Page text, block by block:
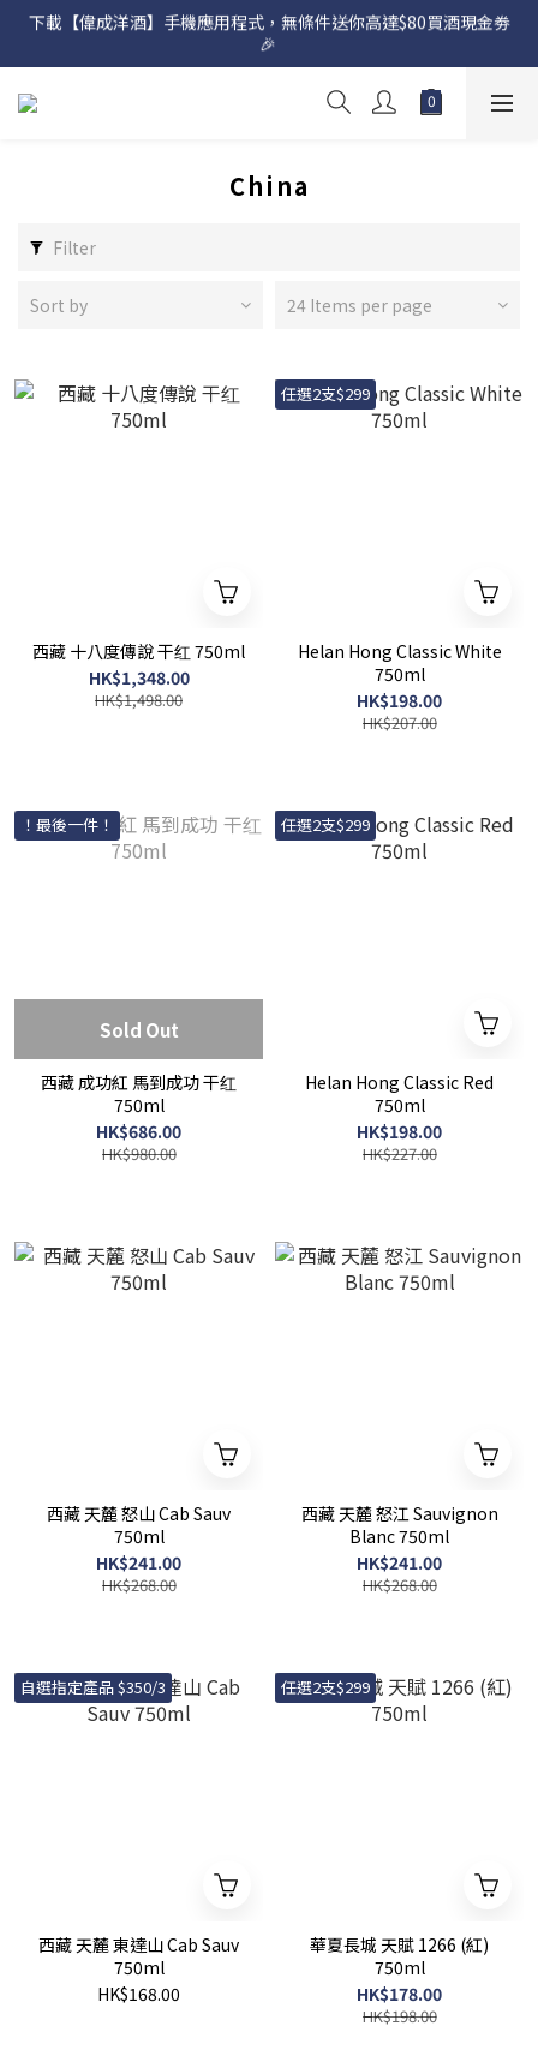
網店購滿 $500 即享免費送貨服務📦
🎉
網店購滿 $500 即享免費送貨服務📦
China
Filter
Sort by 24 Items per page
西藏 十八度傳說 干红 750ml
HK$1,348.00
HK$1,498.00
任選2支$299
Helan Hong Classic White
750ml
HK$198.00
HK$207.00
！最後一件！
Sold Out
西藏 成功紅 馬到成功 干红
750ml
HK$686.00
HK$980.00
任選2支$299
Helan Hong Classic Red
750ml
HK$198.00
HK$227.00
西藏 天麓 怒山 Cab Sauv
750ml
HK$241.00
HK$268.00
西藏 天麓 怒江 Sauvignon
Blanc 750ml
HK$241.00
HK$268.00
自選指定產品 $350/3
西藏 天麓 東達山 Cab Sauv
750ml
HK$168.00
任選2支$299
華夏長城 天賦 1266 (紅)
750ml
HK$178.00
HK$198.00